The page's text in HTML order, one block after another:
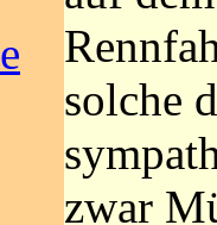
solche
zwar